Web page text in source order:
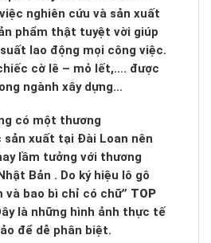
nghiên cứu và sản xuất
phẩm thật tuyệt vời giúp
lao động mọi công việc.
cờ lê – mỏ lết,…. được
ngành xây dựng…
có một thương
sản xuất tại Đài Loan nên
lầm tưởng với thương
Bản . Do ký hiệu lô gô
và bao bì chỉ có chữ” TOP
là những hình ảnh thực tế
để dễ phân biệt.